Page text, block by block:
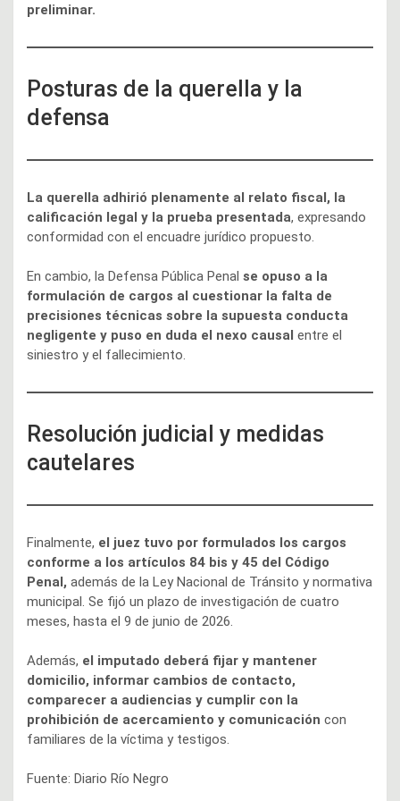
preliminar.
Posturas de la querella y la
defensa
La querella adhirió plenamente al relato fiscal, la
calificación legal y la prueba presentada, expresando
conformidad con el encuadre jurídico propuesto.
En cambio, la Defensa Pública Penal se opuso a la
formulación de cargos al cuestionar la falta de
precisiones técnicas sobre la supuesta conducta
negligente y puso en duda el nexo causal entre el
siniestro y el fallecimiento.
Resolución judicial y medidas
cautelares
Finalmente, el juez tuvo por formulados los cargos
conforme a los artículos 84 bis y 45 del Código
Penal, además de la Ley Nacional de Tránsito y normativa
municipal. Se fijó un plazo de investigación de cuatro
meses, hasta el 9 de junio de 2026.
Además, el imputado deberá fijar y mantener
domicilio, informar cambios de contacto,
comparecer a audiencias y cumplir con la
prohibición de acercamiento y comunicación con
familiares de la víctima y testigos.
Fuente: Diario Río Negro